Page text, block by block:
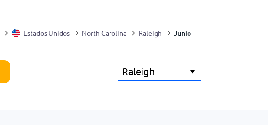
Estados Unidos North Carolina Raleigh Junio